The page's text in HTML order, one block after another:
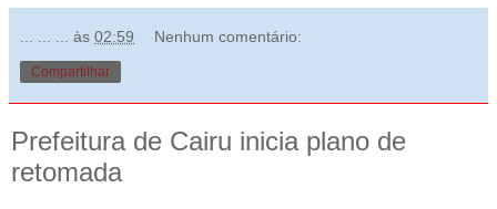
... ... ... às 02:59 Nenhum comentário:
Compartilhar
Prefeitura de Cairu inicia plano de
retomada